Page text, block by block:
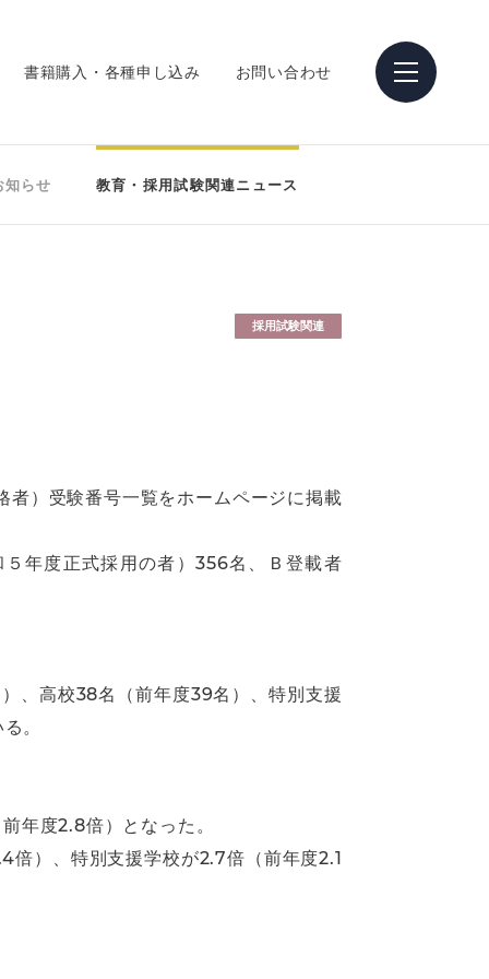
書籍購入・各種申し込み お問い合わせ
知らせ 教育・採用試験関連ニュース
採用試験関連
）受験番号一覧をホームページに掲載
年度正式採用の者）356名、Ｂ登載者
、高校38名（前年度39名）、特別支援
。
年度2.8倍）となった。
）、特別支援学校が2.7倍（前年度2.1